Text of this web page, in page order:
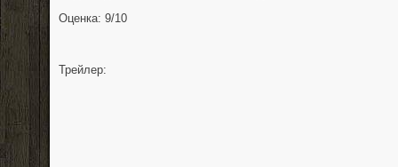
Оценка: 9/10
Трейлер: